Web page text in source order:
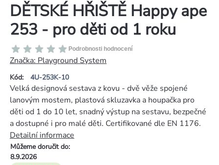
DĚTSKÉ HŘIŠTĚ Happy ape
253 - pro děti od 1 roku
Kód: 4U-253K-10
Průměrné
hodnocení
produktu
je
0,0
hvězdiček.
Podrobnosti hodnocení
Značka: Playground System
Můžeme doručit do:
8.9.2026
Velká designová sestava z kovu - dvě věže spojené
lanovým mostem, plastová skluzavka a houpačka pro
děti od 1 do 10 let, snadný výstup na sestavu, bezpečné
a dostupné i pro malé děti. Certifikované dle EN 1176.
Detailní informace